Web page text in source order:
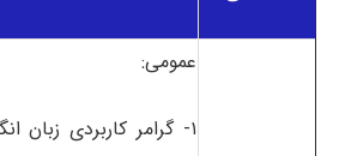
عمومی:
۱- گرامر کاربردی زبان